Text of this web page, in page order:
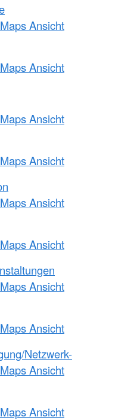
Ansicht
Ansicht
Ansicht
Ansicht
Ansicht
Ansicht
Ansicht
Ansicht
Netzwerk-
Ansicht
Ansicht